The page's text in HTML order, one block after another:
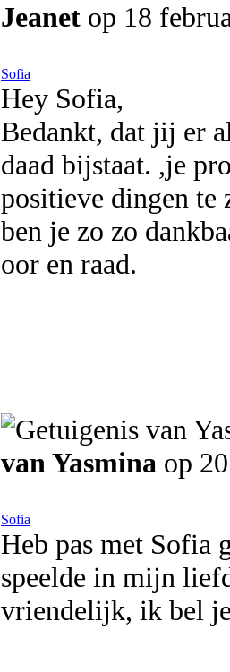
Jeanet op 18
Sofia
Hey Sofia,
Bedankt, dat jij er
daad bijstaat. ,je
positieve dingen te
ben je zo zo
oor en raad.
van Yasmina op
Sofia
Heb pas met Sofia
speelde in mijn
vriendelijk, ik bel